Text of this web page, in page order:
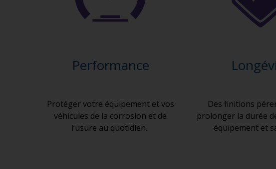
Performance
Protéger votre équipement et vos
véhicules de la corrosion et de
l’usure au quotidien.
Des finitions
prolonger la durée
équipement et